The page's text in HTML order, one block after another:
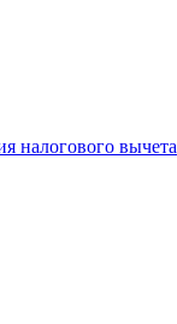
налогового вычета